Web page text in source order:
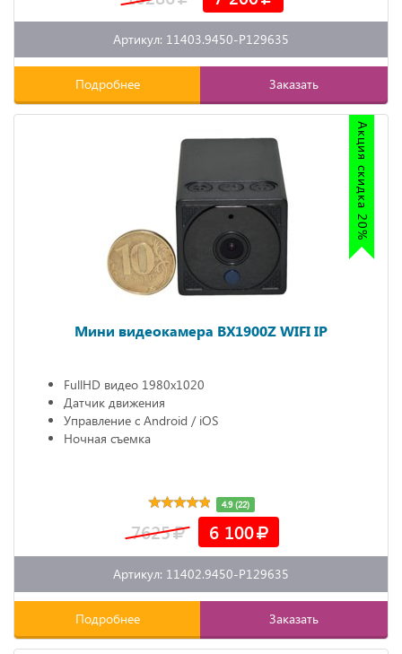
Артикул: 11403.9450-P129635
Подробнее Заказать
Акция скидка 20%
Мини видеокамера BX1900Z WIFI IP
FullHD видео 1980х1020
Датчик движения
Управление с Android / iOS
Ночная съемка
4.9 (22)
7625 6 100
Артикул: 11402.9450-P129635
Подробнее Заказать